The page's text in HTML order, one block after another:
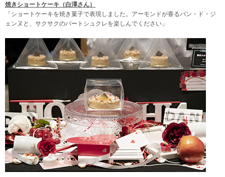
焼きショートケーキ（白澤さん）
「ショートケーキを焼き菓子で表現しました。アーモンドが香るパン・ド・ジ
ェンヌと、サクサクのパートシュクレを楽しんでください」